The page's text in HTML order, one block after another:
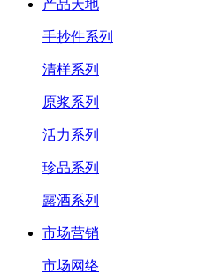
产品天地
手抄件系列
清样系列
原浆系列
活力系列
珍品系列
露酒系列
市场营销
市场网络